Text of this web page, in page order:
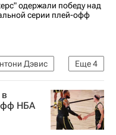
одержали победу над
серии плей-офф
Еще4
Дэвис
Лейкерс
НБА